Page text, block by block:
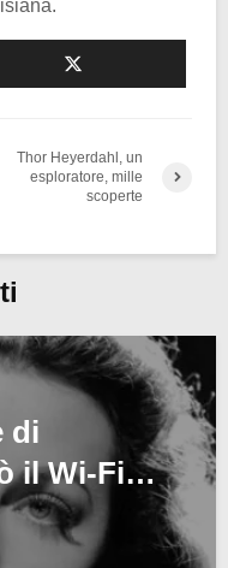
Thor Heyerdahl, un
esploratore, mille
scoperte
di
il Wi-Fi…